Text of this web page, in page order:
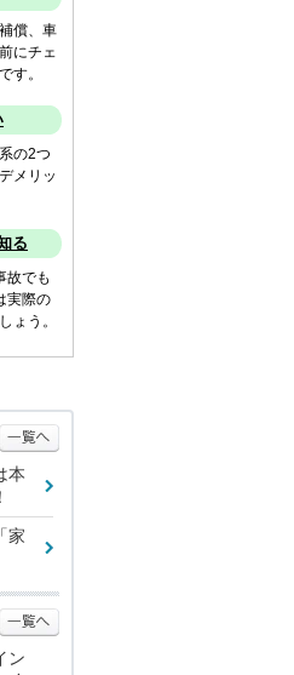
償、車
にチェ
す。
の2つ
メリッ
る
故でも
実際の
ょう。
本
家
ン